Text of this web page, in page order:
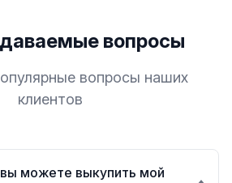
вопросы
вопросы наших
клиентов
можете выкупить мой